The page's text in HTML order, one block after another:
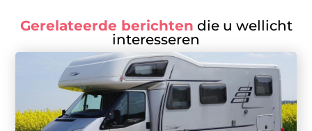
Gerelateerde berichten die u wellicht
interesseren